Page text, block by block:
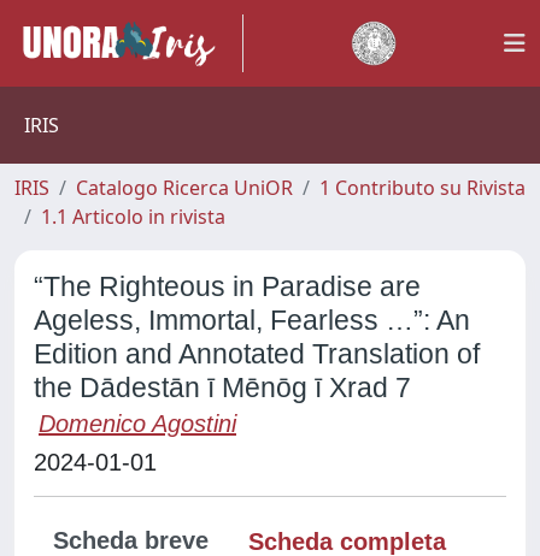
IRIS
IRIS Catalogo Ricerca UniOR
1 Contributo su Rivista
1.1 Articolo in rivista
“The Righteous in Paradise are
Ageless, Immortal, Fearless …”: An
Edition and Annotated Translation of
the Dādestān ī Mēnōg ī Xrad 7
Domenico Agostini
2024-01-01
Scheda breve
Scheda completa